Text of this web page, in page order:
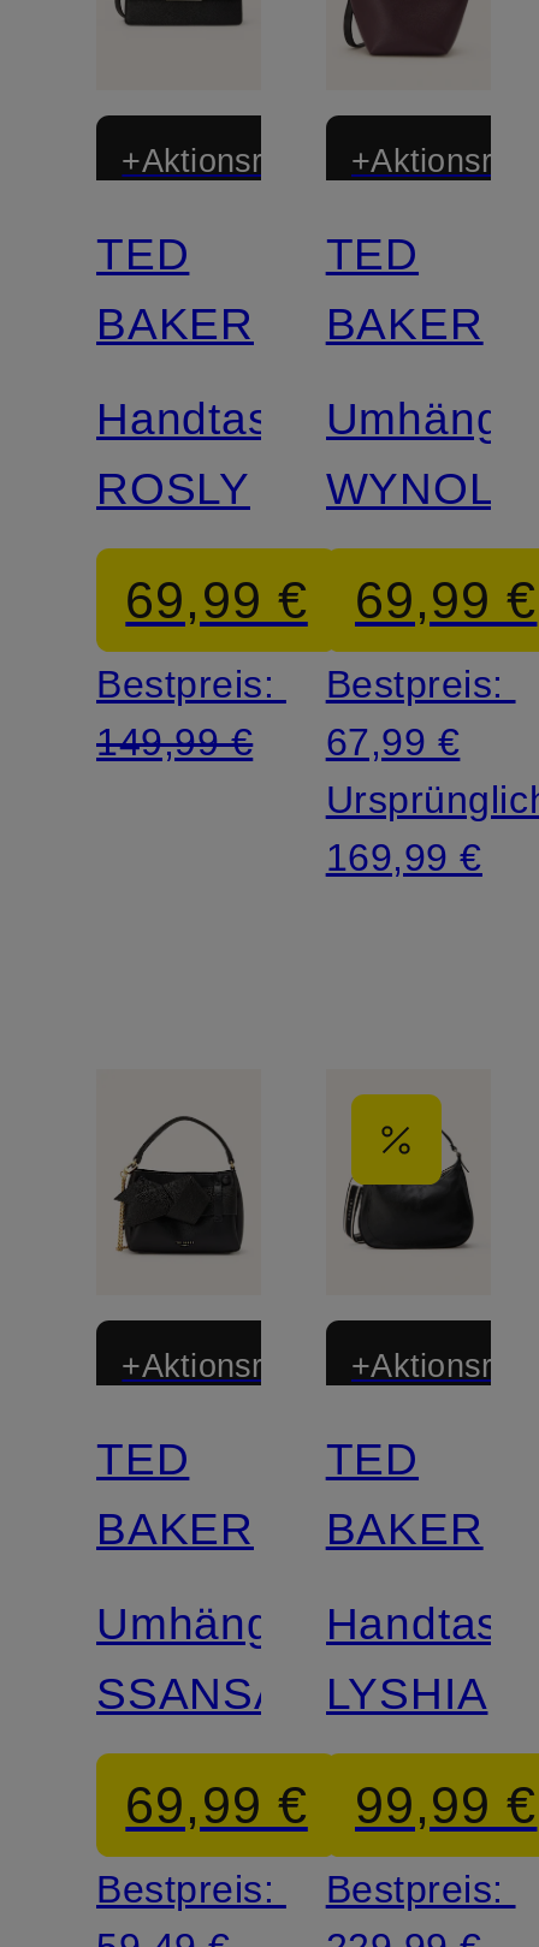
+Aktionsrabatt
TED
BAKER
Handtasche
ROSLY
69,99 €
Bestpreis:
149,99 €
TED
BAKER
69,99 €
Bestpreis:
67,99 €
169,99 €
+Aktionsrabatt
TED
BAKER
Umhängetasche
SSANSA
69,99 €
Bestpreis:
TED
BAKER
LYSHIA
99,99 €
Bestpreis: